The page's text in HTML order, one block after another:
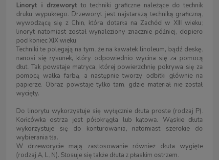
Linoryt i drzeworyt to techniki graficzne należące do technik
druku wypukłego. Drzeworyt jest najstarszą techniką graficzną,
wywodzącą się z Chin, która dotarła na Zachód w XIII wieku;
linoryt natomiast został wynaleziony znacznie później, dopiero
pod koniec XIX wieku.
Techniki te polegają na tym, że na kawałek linoleum, bądź deskę,
nanosi się rysunek, który odpowiednio wycina się za pomocą
dłut. Tak powstaje matryca, której powierzchnię pokrywa się za
pomocą wałka farbą, a następnie tworzy odbitki głównie na
papierze. Obraz powstaje tylko tam, gdzie materiał nie został
wycięty.
Do linorytu wykorzystuje się wyłącznie dłuta proste (rodzaj P).
Końcówka ostrza jest półokrągła lub kątowa. Wąskie dłuta
wykorzystuje się do konturowania, natomiast szerokie do
wybierania tła.
W drzeworycie mają zastosowanie również dłuta wygięte
(rodzaj A, L, N). Stosuje się także dłuta z płaskim ostrzem.